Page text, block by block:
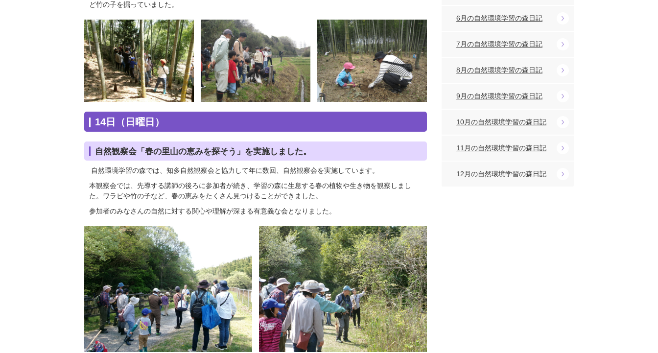
ど竹の子を掘っていました。
14日（日曜日）
自然観察会「春の里山の恵みを探そう」を実施しました。
自然環境学習の森では、知多自然観察会と協力して年に数回、自然観察会を実施しています。
本観察会では、先導する講師の後ろに参加者が続き、学習の森に生息する春の植物や生き物を観察しまし
た。ワラビや竹の子など、春の恵みをたくさん見つけることができました。
参加者のみなさんの自然に対する関心や理解が深まる有意義な会となりました。
6月の自然環境学習の森日記
7月の自然環境学習の森日記
8月の自然環境学習の森日記
9月の自然環境学習の森日記
10月の自然環境学習の森日記
11月の自然環境学習の森日記
12月の自然環境学習の森日記